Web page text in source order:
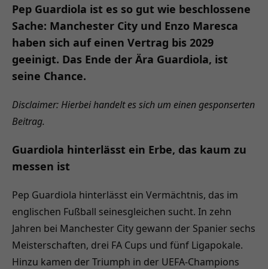
Pep Guardiola ist es so gut wie beschlossene
Sache: Manchester City und Enzo Maresca
haben sich auf einen Vertrag bis 2029
geeinigt. Das Ende der Ära Guardiola, ist
seine Chance.
Disclaimer: Hierbei handelt es sich um einen gesponserten
Beitrag.
Guardiola hinterlässt ein Erbe, das kaum zu
messen ist
Pep Guardiola hinterlässt ein Vermächtnis, das im
englischen Fußball seinesgleichen sucht. In zehn
Jahren bei Manchester City gewann der Spanier sechs
Meisterschaften, drei FA Cups und fünf Ligapokale.
Hinzu kamen der Triumph in der UEFA-Champions